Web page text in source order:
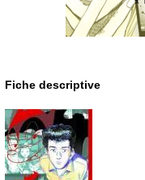
Fiche descriptive